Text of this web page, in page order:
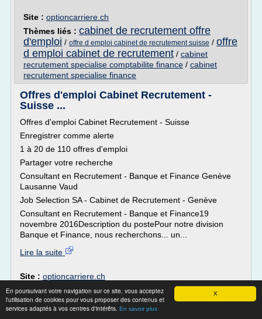
X
En poursuivant votre navigation sur ce site, vous acceptez
l'utilisation de cookies pour vous proposer des contenus et
services adaptés à vos centres d'intérêts. En savoir plus
Site : optioncarriere.ch
Thèmes liés : cabinet de recrutement offre
d'emploi / offre d emploi cabinet de recrutement suisse / offre
d emploi cabinet de recrutement / cabinet
recrutement specialise comptabilite finance / cabinet
recrutement specialise finance
Offres d'emploi Cabinet Recrutement -
Suisse ...
Offres d'emploi Cabinet Recrutement - Suisse
Enregistrer comme alerte
1 à 20 de 110 offres d'emploi
Partager votre recherche
Consultant en Recrutement - Banque et Finance Genève
Lausanne Vaud
Job Selection SA - Cabinet de Recrutement - Genève
Consultant en Recrutement - Banque et Finance19
novembre 2016Description du postePour notre division
Banque et Finance, nous recherchons... un...
Lire la suite
Site : optioncarriere.ch
Thèmes liés :offre d emploi cabinet de recrutement suisse/
cabinet de recrutement offre d'emploi/offre d
emploi cabinet de recrutement